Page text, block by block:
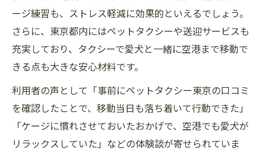
ージ練習も、ストレス軽減に効果的といえるでしょう。
さらに、東京都内にはペットタクシーや送迎サービスも
充実しており、タクシーで愛犬と一緒に空港まで移動で
きる点も大きな安心材料です。
利用者の声として「事前にペットタクシー東京の口コミ
を確認したことで、移動当日も落ち着いて行動できた」
「ケージに慣れさせておいたおかげで、空港でも愛犬が
リラックスしていた」などの体験談が寄せられていま